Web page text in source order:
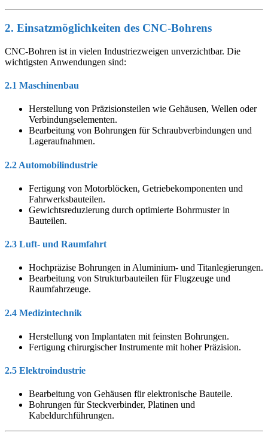
2. Einsatzmöglichkeiten des CNC-Bohrens
CNC-Bohren ist in vielen Industriezweigen unverzichtbar. Die
wichtigsten Anwendungen sind:
2.1 Maschinenbau
Herstellung von Präzisionsteilen wie Gehäusen, Wellen oder
Verbindungselementen.
Bearbeitung von Bohrungen für Schraubverbindungen und
Lageraufnahmen.
2.2 Automobilindustrie
Fertigung von Motorblöcken, Getriebekomponenten und
Fahrwerksbauteilen.
Gewichtsreduzierung durch optimierte Bohrmuster in
Bauteilen.
2.3 Luft- und Raumfahrt
Hochpräzise Bohrungen in Aluminium- und Titanlegierungen.
Bearbeitung von Strukturbauteilen für Flugzeuge und
Raumfahrzeuge.
2.4 Medizintechnik
Herstellung von Implantaten mit feinsten Bohrungen.
Fertigung chirurgischer Instrumente mit hoher Präzision.
2.5 Elektroindustrie
Bearbeitung von Gehäusen für elektronische Bauteile.
Bohrungen für Steckverbinder, Platinen und
Kabeldurchführungen.